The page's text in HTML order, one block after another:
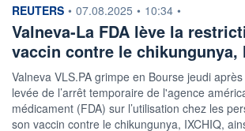
information fournie par
REUTERS • 07.08.2025 • 10:34 •
Valneva-La FDA lève la
vaccin contre le
Valneva VLS.PA grimpe en Bourse jeudi
levée de l’arrêt temporaire de l'agence
médicament (FDA) sur l’utilisation chez les
son vaccin contre le chikungunya, IXCHIQ,